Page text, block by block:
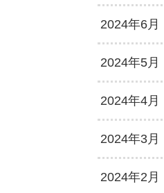
2024年6月
2024年5月
2024年4月
2024年3月
2024年2月